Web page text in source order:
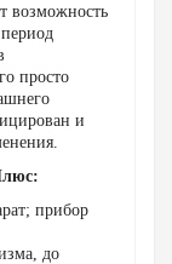
возможность
просто
и
прибор
до